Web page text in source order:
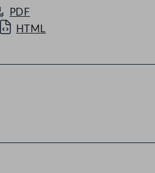
PDF
HTML